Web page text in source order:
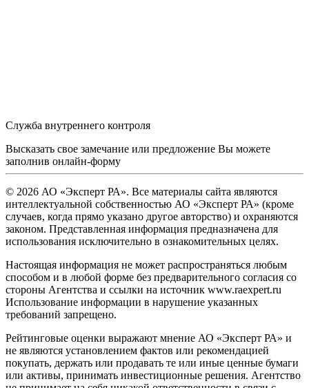
Служба внутреннего контроля
Высказать свое замечание или предложение Вы можете
заполнив онлайн-форму
© 2026 АО «Эксперт РА». Все материалы сайта являются
интеллектуальной собственностью АО «Эксперт РА» (кроме
случаев, когда прямо указано другое авторство) и охраняются
законом. Представленная информация предназначена для
использования исключительно в ознакомительных целях.
Настоящая информация не может распространяться любым
способом и в любой форме без предварительного согласия со
стороны Агентства и ссылки на источник www.raexpert.ru
Использование информации в нарушение указанных
требований запрещено.
Рейтинговые оценки выражают мнение АО «Эксперт РА» и
не являются установлением фактов или рекомендацией
покупать, держать или продавать те или иные ценные бумаги
или активы, принимать инвестиционные решения. Агентство